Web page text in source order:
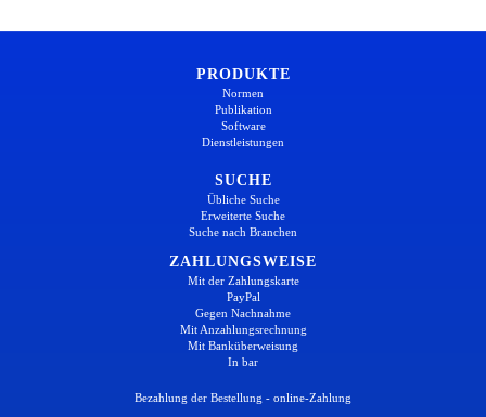
PRODUKTE
Normen
Publikation
Software
Dienstleistungen
SUCHE
Übliche Suche
Erweiterte Suche
Suche nach Branchen
ZAHLUNGSWEISE
Mit der Zahlungskarte
PayPal
Gegen Nachnahme
Mit Anzahlungsrechnung
Mit Banküberweisung
In bar
Bezahlung der Bestellung - online-Zahlung